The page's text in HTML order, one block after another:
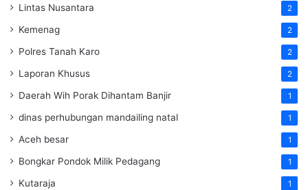
Lintas Nusantara 2
Kemenag 2
Polres Tanah Karo 2
Laporan Khusus 2
Daerah Wih Porak Dihantam Banjir 1
dinas perhubungan mandailing natal 1
Aceh besar 1
Bongkar Pondok Milik Pedagang 1
Kutaraja 1